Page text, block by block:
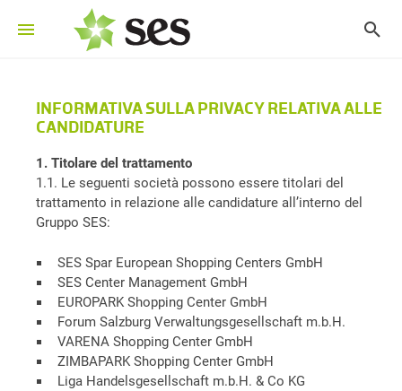
INFORMATIVA SULLA PRIVACY RELATIVA ALLE
CANDIDATURE
1. Titolare del trattamento
1.1. Le seguenti società possono essere titolari del
trattamento in relazione alle candidature all’interno del
Gruppo SES:
SES Spar European Shopping Centers GmbH
SES Center Management GmbH
EUROPARK Shopping Center GmbH
Forum Salzburg Verwaltungsgesellschaft m.b.H.
VARENA Shopping Center GmbH
ZIMBAPARK Shopping Center GmbH
Liga Handelsgesellschaft m.b.H. & Co KG